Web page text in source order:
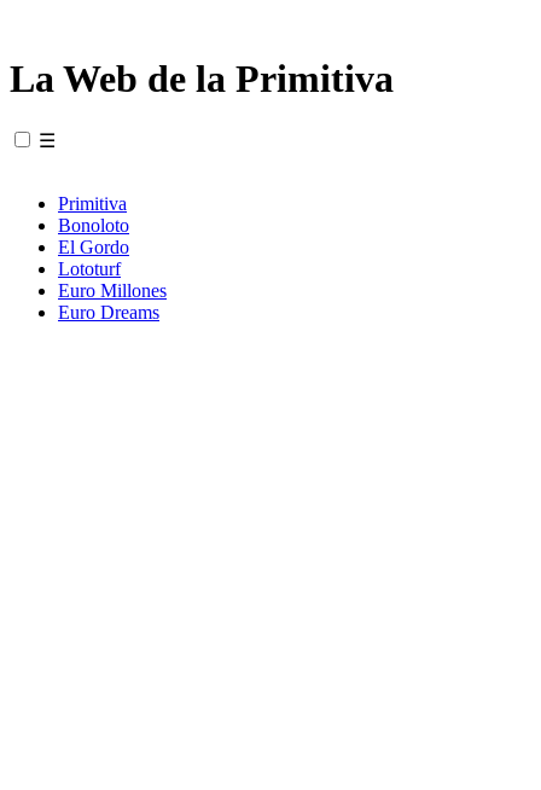
La Web de la Primitiva
☰
Primitiva
Bonoloto
El Gordo
Lototurf
Euro Millones
Euro Dreams